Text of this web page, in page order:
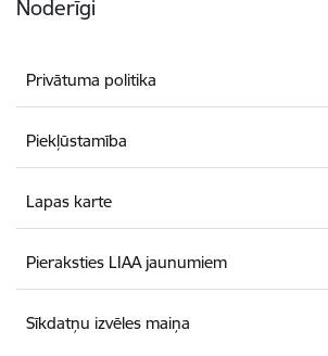
Noderīgi
Privātuma politika
Piekļūstamība
Lapas karte
Pieraksties LIAA jaunumiem
Sīkdatņu izvēles maiņa